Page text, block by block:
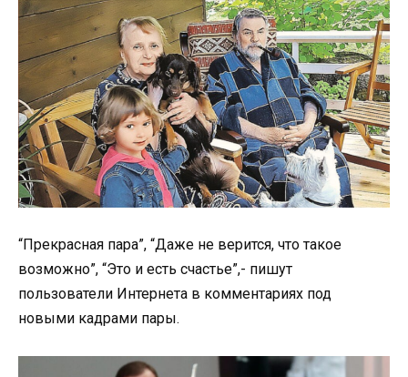
“Прекрасная пара”, “Даже не верится, что такое
возможно”, “Это и есть счастье”,- пишут
пользователи Интернета в комментариях под
новыми кадрами пары.